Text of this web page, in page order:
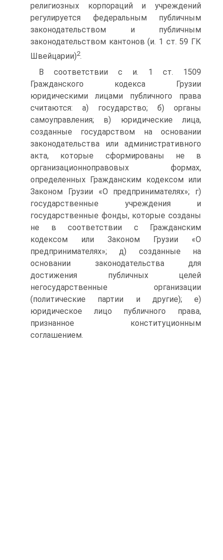
религиозных корпораций и учреждений
регулируется федеральным публичным
законодательством и публичным
законодательством кантонов (и. 1 ст. 59 ГК
Швейцарии)2.
В соответствии с и. 1 ст. 1509
Гражданского кодекса Грузии
юридическими лицами публичного права
считаются: а) государство; б) органы
самоуправления; в) юридические лица,
созданные государством на основании
законодательства или административного
акта, которые сформированы не в
организационно­правовых формах,
определенных Гражданским кодексом или
Законом Грузии «О предпринимателях»; г)
государственные учреждения и
государственные фонды, которые созданы
не в соответствии с Гражданским
кодексом или Законом Грузии «О
предпринимателях»; д) созданные на
основании законодательства для
достижения публичных целей
негосударственные организации
(политические партии и другие); е)
юридическое лицо публичного права,
признанное конституционным
соглашением.